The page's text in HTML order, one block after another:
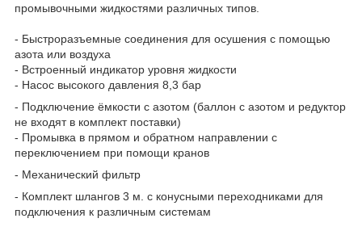
промывочными жидкостями различных типов.
- Быстроразъемные соединения для осушения с помощью
азота или воздуха
- Встроенный индикатор уровня жидкости
- Насос высокого давления 8,3 бар
- Подключение ёмкости с азотом (баллон с азотом и редуктор
не входят в комплект поставки)
- Промывка в прямом и обратном направлении с
переключением при помощи кранов
- Механический фильтр
- Комплект шлангов 3 м. с конусными переходниками для
подключения к различным системам